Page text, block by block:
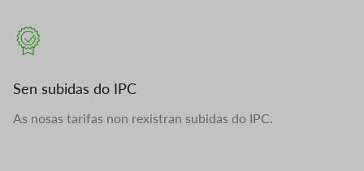
Sen subidas do IPC
As nosas tarifas non rexistran subidas do IPC.